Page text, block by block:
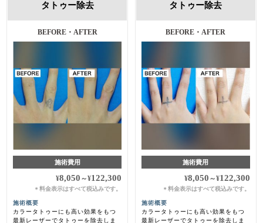
タトゥー除去
BEFORE・AFTER
施術費用
¥8,050 ～¥122,300
＊料金表示はすべて税込みです。
施術概要
カラータトゥーにも高い効果をもつ
最新レーザーでタトゥーを除去しま
タトゥー除去
BEFORE・AFTER
施術費用
¥8,050 ～¥122,300
＊ 料金表示はすべて税込みです。
施術概要
カラータトゥーにも高い効果をもつ
最新レーザーでタトゥーを除去しま